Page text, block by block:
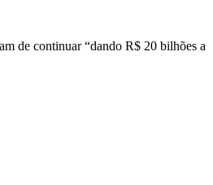
de continuar “dando R$ 20 bilhões a